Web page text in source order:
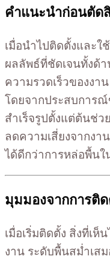
คำแนะนำก่อนตัด
เมื่อนำไปติดตั้งและใ
ผลลัพธ์ที่ชัดเจนทั้งด้า
ความรวดเร็วของงา
โดยจากประสบการ
สำเร็จรูปตั้งแต่ต้นช่ว
ลดความเสี่ยงจากง
ได้ดีกว่าการหล่อพื้นใ
มุมมองจากการติ
เมื่อเริ่มติดตั้ง สิ่งที่เ
งาน ระดับพื้นสม่ำเส